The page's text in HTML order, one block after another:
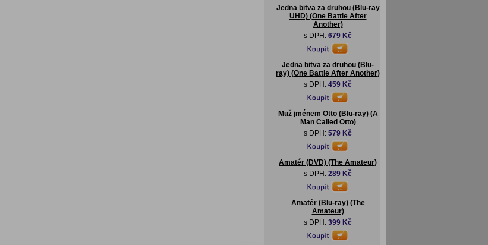
Jedna bitva za druhou (Blu-ray
UHD) (One Battle After
Another)
s DPH: 679 Kč
Jedna bitva za druhou (Blu-
ray) (One Battle After Another)
s DPH: 459 Kč
Muž jménem Otto (Blu-ray) (A
Man Called Otto)
s DPH: 579 Kč
Amatér (DVD) (The Amateur)
s DPH: 289 Kč
Amatér (Blu-ray) (The
Amateur)
s DPH: 399 Kč